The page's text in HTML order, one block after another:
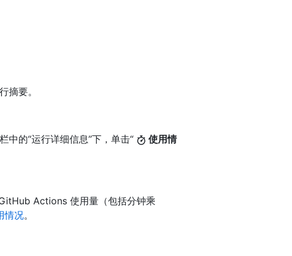
摘要。
中的“运行详细信息”下，单击“
使用情
Actions 使用量（包括分钟乘
情况。